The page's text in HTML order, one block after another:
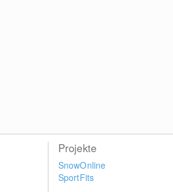
Projekte
SnowOnline
SportFits